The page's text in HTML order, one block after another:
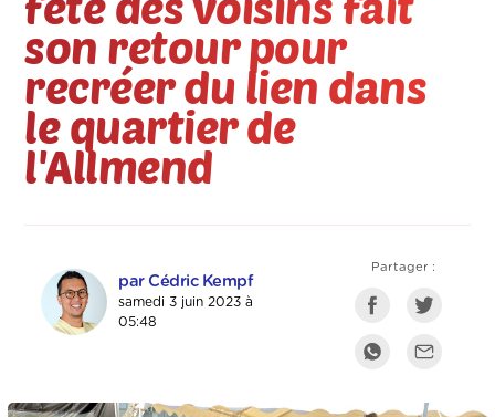
son retour pour
recréer du lien dans
le quartier de
l'Allmend
par Cédric Kempf
samedi 3 juin 2023 à
05:48
Partager :